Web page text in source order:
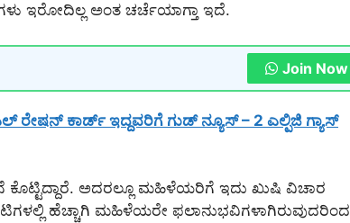
ಇರೋದಿಲ್ಲ ಅಂತ ಚರ್ಚೆಯಾಗ್ತಾ ಇದೆ.
Join Now
ರೇಷನ್ ಕಾರ್ಡ್ ಇದ್ದವರಿಗೆ ಗುಡ್ ನ್ಯೂಸ್ – 2 ಎಲ್ಪಿಜಿ ಗ್ಯಾಸ್
ಕೊಟ್ಟಿದ್ದಾರೆ. ಅದರಲ್ಲೂ ಮಹಿಳೆಯರಿಗೆ ಇದು ಖುಷಿ ವಿಚಾರ
ಹೆಚ್ಚಾಗಿ ಮಹಿಳೆಯರೇ ಫಲಾನುಭವಿಗಳಾಗಿರುವುದರಿಂದ